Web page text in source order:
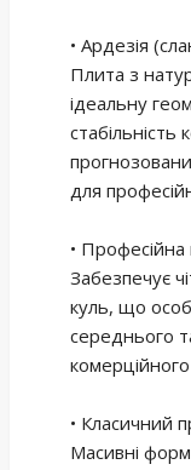
• Ардезія
Плита з
ідеальну
стабільність
для
• Професійна
Забезпечує
куль, що
середнього
• Класичний
Масивні